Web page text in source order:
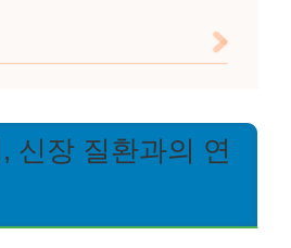
신장 질환과의 연